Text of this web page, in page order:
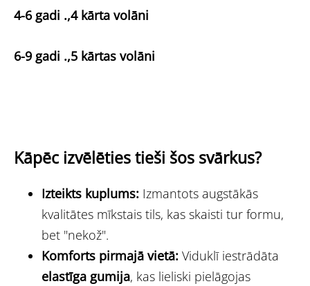
4-6 gadi .,4 kārta volāni
6-9 gadi .,5 kārtas volāni
Kāpēc izvēlēties tieši šos svārkus?
Izteikts kuplums: Izmantots augstākās
kvalitātes mīkstais tils, kas skaisti tur formu,
bet "nekož".
Komforts pirmajā vietā: Viduklī iestrādāta
elastīga gumija, kas lieliski pielāgojas